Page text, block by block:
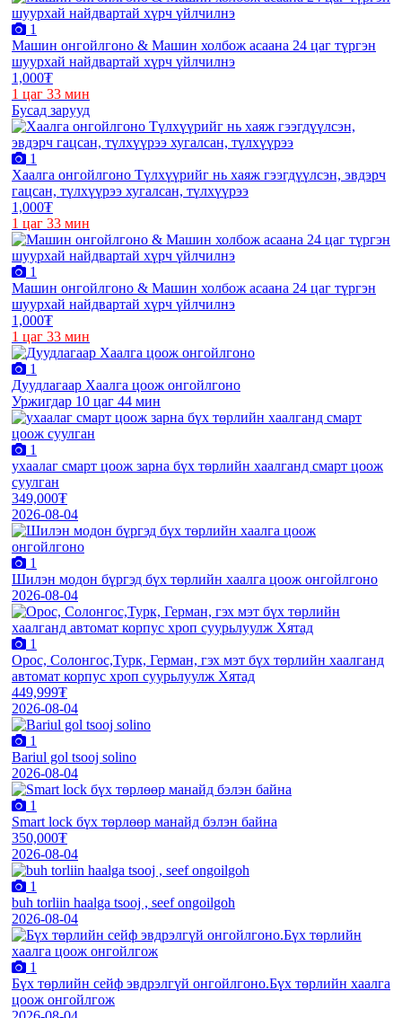
1
Машин онгойлгоно & Машин холбож асаана 24 цаг түргэн
шуурхай найдвартай хүрч үйлчилнэ
1,000₮
1 цаг 33 мин
Бусад зарууд
1
Хаалга онгойлгоно Түлхүүрийг нь хаяж гээгдүүлсэн, эвдэрч
гацсан, түлхүүрээ хугалсан, түлхүүрээ
1,000₮
1 цаг 33 мин
1
Машин онгойлгоно & Машин холбож асаана 24 цаг түргэн
шуурхай найдвартай хүрч үйлчилнэ
1,000₮
1 цаг 33 мин
1
Дуудлагаар Хаалга цоож онгойлгоно
Уржигдар 10 цаг 44 мин
1
ухаалаг смарт цоож зарна бүх төрлийн хаалганд смарт цоож
суулган
349,000₮
2026-08-04
1
Шилэн модон бүргэд бүх төрлийн хаалга цоож онгойлгоно
2026-08-04
1
Орос, Солонгос,Турк, Герман, гэх мэт бүх төрлийн хаалганд
автомат корпус хроп суурьлуулж Хятад
449,999₮
2026-08-04
1
Bariul gol tsooj solino
2026-08-04
1
Smart lock бүх төрлөөр манайд бэлэн байна
350,000₮
2026-08-04
1
buh torliin haalga tsooj , seef ongoilgoh
2026-08-04
1
Бүх төрлийн сейф эвдрэлгүй онгойлгоно.Бүх төрлийн хаалга
цоож онгойлгож